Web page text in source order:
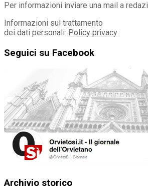
Per informazioni inviare una mail a
Informazioni sul trattamento
dei dati personali: Policy privacy
Seguici su Facebook
Archivio storico